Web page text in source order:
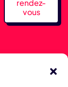
rendez-
vous